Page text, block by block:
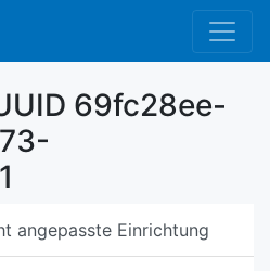
69fc28ee-
angepasste Einrichtung